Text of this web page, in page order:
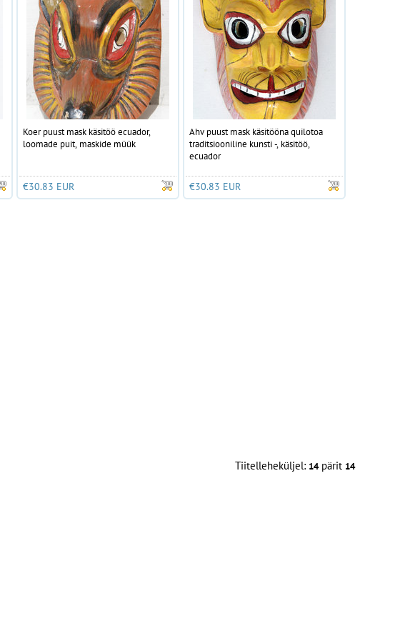
Koer puust mask käsitöö ecuador,
loomade puit, maskide müük
€30.83 EUR
Ahv puust mask käsitööna quilotoa
traditsiooniline kunsti -, käsitöö,
ecuador
€30.83 EUR
Tiitelleheküljel: 14pärit 14